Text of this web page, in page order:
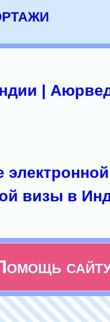
|
визы в